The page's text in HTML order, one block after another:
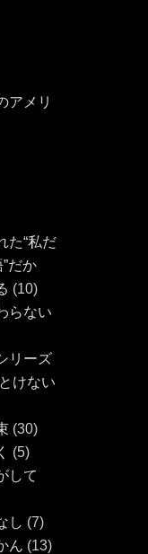
アメリ
た“私だ
だか
(10)
らない
リーズ
けない
(30)
(5)
して
し (7)
ん (13)